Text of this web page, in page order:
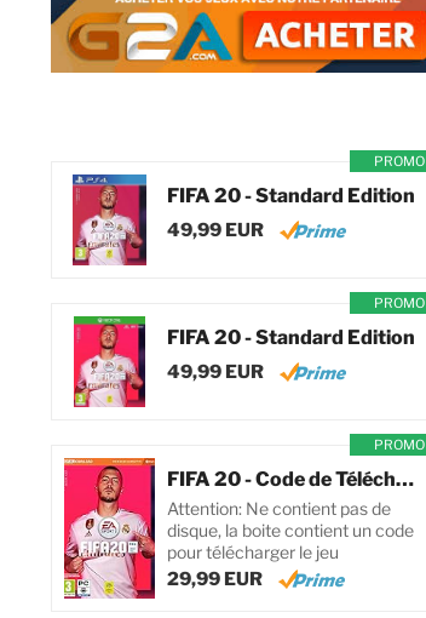
PROMO
FIFA 20 - Standard Edition
49,99 EUR
PROMO
FIFA 20 - Standard Edition
49,99 EUR
PROMO
FIFA 20 - Code de Téléchargement pour PC
Attention: Ne contient pas de
disque, la boite contient un code
pour télécharger le jeu
29,99 EUR